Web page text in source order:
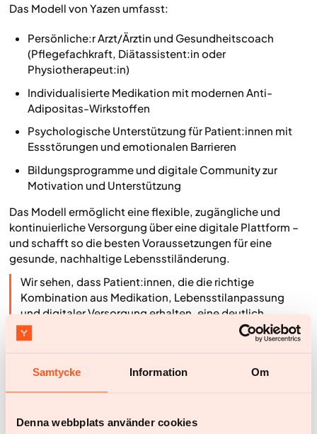
Samtycke Information Om
Denna webbplats använder cookies
Das Modell von Yazen umfasst:
Persönliche:r Arzt/Ärztin und Gesundheitscoach
(Pflegefachkraft, Diätassistent:in oder
Physiotherapeut:in)
Individualisierte Medikation mit modernen Anti-
Adipositas-Wirkstoffen
Psychologische Unterstützung für Patient:innen mit
Essstörungen und emotionalen Barrieren
Bildungsprogramme und digitale Community zur
Motivation und Unterstützung
Das Modell ermöglicht eine flexible, zugängliche und
kontinuierliche Versorgung über eine digitale Plattform –
und schafft so die besten Voraussetzungen für eine
gesunde, nachhaltige Lebensstiländerung.
Wir sehen, dass Patient:innen, die die richtige
Kombination aus Medikation, Lebensstilanpassung
und digitaler Versorgung erhalten, eine deutlich
höhere Chance haben, auf ihrem Weg zur
Gewichtsreduktion erfolgreich zu sein. Es ist Zeit, die
behandeln, zu verändern – und die Versorgung an die
Bedürfnisse der Patient:innen anzupassen
Die veröffentlichten Abstracts von Yazen finden Sie hier: